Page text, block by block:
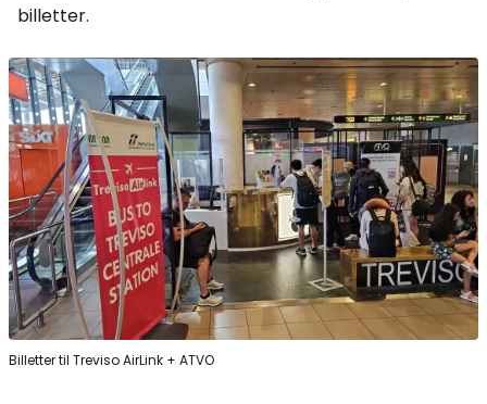
billetter.
Billetter til Treviso AirLink + ATVO